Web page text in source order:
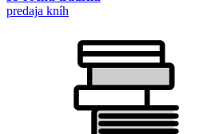
predaja kníh